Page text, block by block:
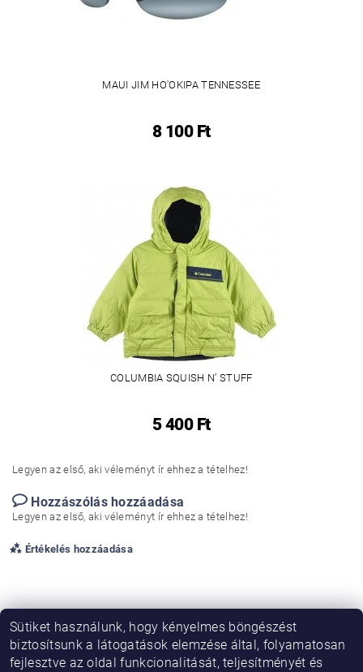
MAUI JIM HO'OKIPA TENNESSEE
8 100 Ft
COLUMBIA SQUISH N’ STUFF
5 400 Ft
Legyen az első, aki véleményt ír ehhez a tételhez!
Hozzászólás hozzáadása
Legyen az első, aki véleményt ír ehhez a tételhez!
Értékelés hozzáadása
Sütiket használunk, hogy kényelmes böngészést
biztosítsunk a látogatások elemzése által, folyamatosan
fejlesztve az oldal funkcionalitását, teljesítményét és